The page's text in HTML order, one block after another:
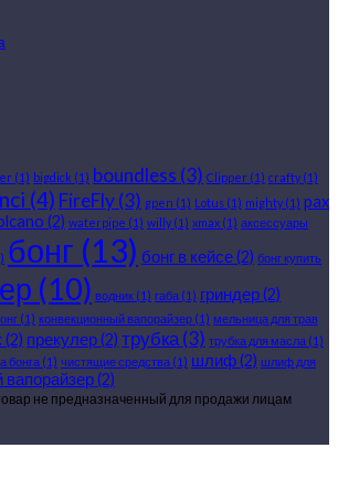
(1) bigdick (1) boundless (3) Clipper (1) crafty(1)
(4) FireFly(3) gpen (1) Lotus (1) mighty(1) pax
(2) waterpipe (1) willy(1) xmax (1) аксессуары
бонг (13) бонг в кейсе(2) бонг купить
(10) водник (1) габа (1) гриндер(2)
(1) конвекционный вапорайзер (1) мельница для трав
(2) прекулер(2) трубка(3) трубка для масла (1)
бонга (1) чистящие средства (1) шлиф(2) шлиф для
вапорайзер(2)
не предназначенный для продажи лицам